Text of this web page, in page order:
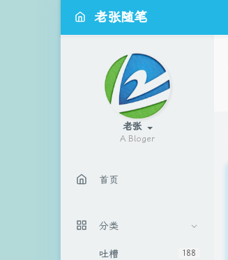
老张随笔
老张
A Bloger
首页
分类
188
吐槽